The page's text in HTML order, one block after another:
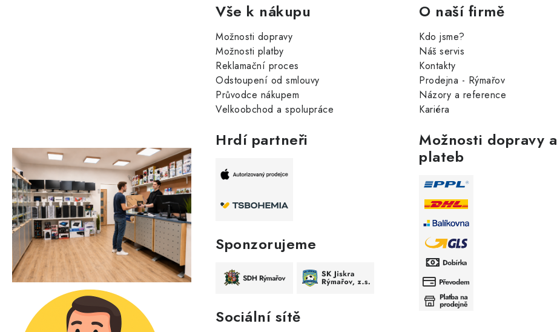
Vše k nákupu
Možnosti dopravy
Možnosti platby
Reklamační proces
Odstoupení od smlouvy
Průvodce nákupem
Velkoobchod a spolupráce
O naší firmě
Kdo jsme?
Náš servis
Kontakty
Prodejna - Rýmařov
Názory a reference
Kariéra
Hrdí partneři
Sponzorujeme
Sociální sítě
Možnosti dopravy a
plateb